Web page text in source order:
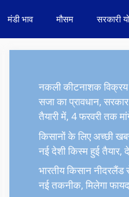
मंडी भाव मौसम सरकारी
नकली कीटनाशक विक्रय
सजा का प्रावधान,
तैयारी में, 4 फरवरी तक
किसानों के लिए अच्छी
नई देशी किस्म हुई तैयार,
भारतीय किसान
नई तकनीक, मिलेगा